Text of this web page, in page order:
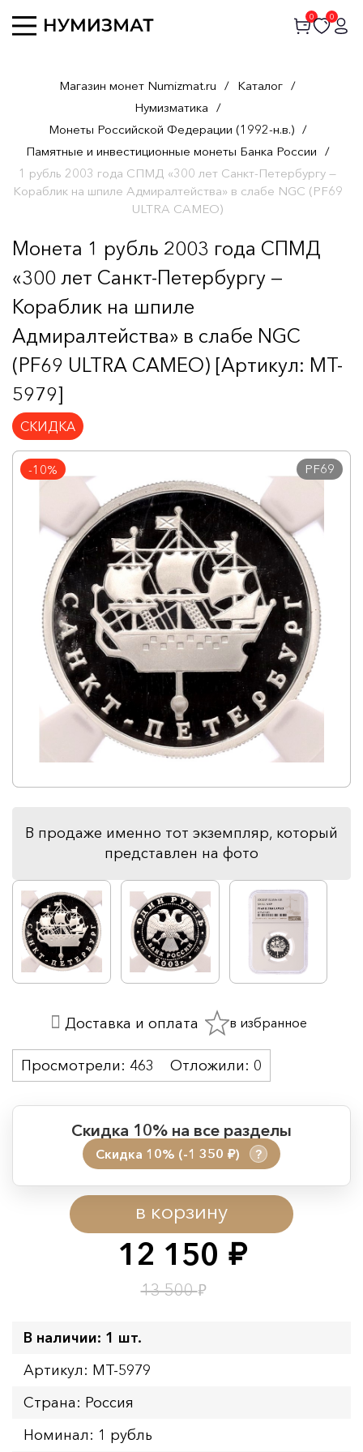
0 0
Магазин монет Numizmat.ru / Каталог /
Нумизматика /
Монеты Российской Федерации (1992-н.в.) /
Памятные и инвестиционные монеты Банка России /
1 рубль 2003 года СПМД «300 лет Санкт-Петербургу —
Кораблик на шпиле Адмиралтейства» в слабе NGC (PF69
ULTRA CAMEO)
Монета 1 рубль 2003 года СПМД
«300 лет Санкт-Петербургу —
Кораблик на шпиле
Адмиралтейства» в слабе NGC
(PF69 ULTRA CAMEO) [Артикул: MT-
5979]
СКИДКА
-10% PF69
В продаже именно тот экземпляр, который
представлен на фото
12 150 руб.
13 500₽
в корзину
Скидка 10% на все разделы
Скидка 10% (-1 350 руб.) ?
Период действия акции:
Начало:
08.08.2026 00:01
Окончание:
09.08.2026 23:59
Время до окончания:
Просмотрели: 463 Отложили: 0
Доставка и оплата в избранное
В наличии: 1 шт.
Артикул: MT-5979
Страна: Россия
Номинал: 1 рубль